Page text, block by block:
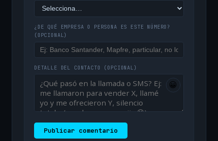
¿DE QUÉ EMPRESA O PERSONA ES ESTE NÚMERO?
(OPCIONAL)
DETALLE DEL CONTACTO (OPCIONAL)
😀
Publicar comentario